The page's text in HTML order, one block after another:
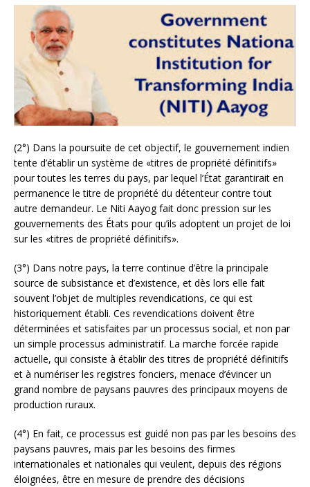
(2°) Dans la poursuite de cet objectif, le gouvernement indien
tente d’établir un système de «titres de propriété définitifs»
pour toutes les terres du pays, par lequel l’État garantirait en
permanence le titre de propriété du détenteur contre tout
autre demandeur. Le Niti Aayog fait donc pression sur les
gouvernements des États pour qu’ils adoptent un projet de loi
sur les «titres de propriété définitifs».
(3°) Dans notre pays, la terre continue d’être la principale
source de subsistance et d’existence, et dès lors elle fait
souvent l’objet de multiples revendications, ce qui est
historiquement établi. Ces revendications doivent être
déterminées et satisfaites par un processus social, et non par
un simple processus administratif. La marche forcée rapide
actuelle, qui consiste à établir des titres de propriété définitifs
et à numériser les registres fonciers, menace d’évincer un
grand nombre de paysans pauvres des principaux moyens de
production ruraux.
(4°) En fait, ce processus est guidé non pas par les besoins des
paysans pauvres, mais par les besoins des firmes
internationales et nationales qui veulent, depuis des régions
éloignées, être en mesure de prendre des décisions